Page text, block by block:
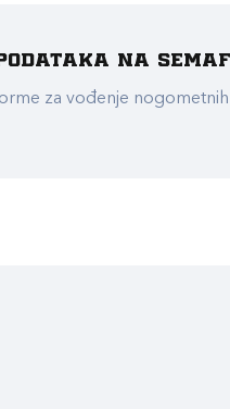
na
za vođenje